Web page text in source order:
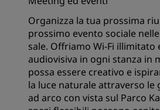
Organizza la tua prossima
prossimo evento sociale
sale. Offriamo Wi-Fi illimitato
audiovisiva in ogni stanza in
possa essere creativo e
la luce naturale attraverso le
ad arco con vista sul Parco